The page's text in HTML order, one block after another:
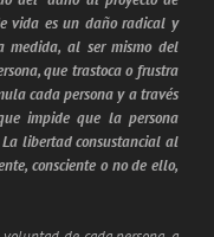
vida es un daño radical y
medida, al ser mismo del
que trastoca o frustra
cada persona y a través
impide que la persona
libertad consustancial al
consciente o no de ello,